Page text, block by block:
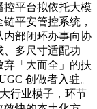
平台拟依托大模
平安管控系统，
内部闭环办事向协
、多尺寸适配功
「大而全」的扶
创做者入驻。
行业模子，环节